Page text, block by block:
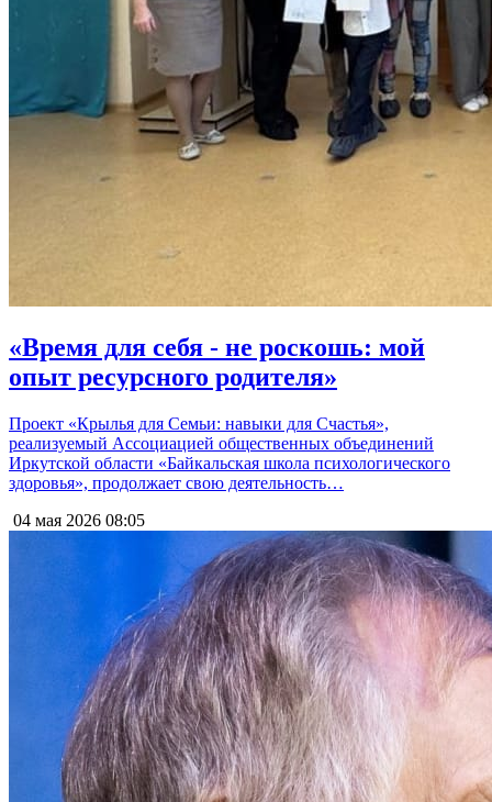
«Время для себя - не роскошь: мой
опыт ресурсного родителя»
Проект «Крылья для Семьи: навыки для Счастья»,
реализуемый Ассоциацией общественных объединений
Иркутской области «Байкальская школа психологического
здоровья», продолжает свою деятельность…
04 мая 2026 08:05